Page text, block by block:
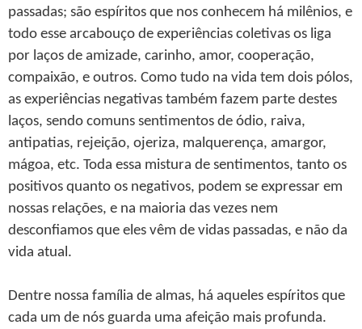
passadas; são espíritos que nos conhecem há milênios, e
todo esse arcabouço de experiências coletivas os liga
por laços de amizade, carinho, amor, cooperação,
compaixão, e outros. Como tudo na vida tem dois pólos,
as experiências negativas também fazem parte destes
laços, sendo comuns sentimentos de ódio, raiva,
antipatias, rejeição, ojeriza, malquerença, amargor,
mágoa, etc. Toda essa mistura de sentimentos, tanto os
positivos quanto os negativos, podem se expressar em
nossas relações, e na maioria das vezes nem
desconfiamos que eles vêm de vidas passadas, e não da
vida atual.
Dentre nossa família de almas, há aqueles espíritos que
cada um de nós guarda uma afeição mais profunda.